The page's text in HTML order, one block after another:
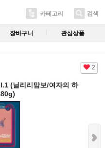
카테고리 검색
장바구니 관심상품
2
(닐리리맘보/여자의 하